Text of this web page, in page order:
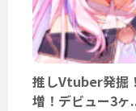
推しVtuber発掘
増！デビュー3ヶ